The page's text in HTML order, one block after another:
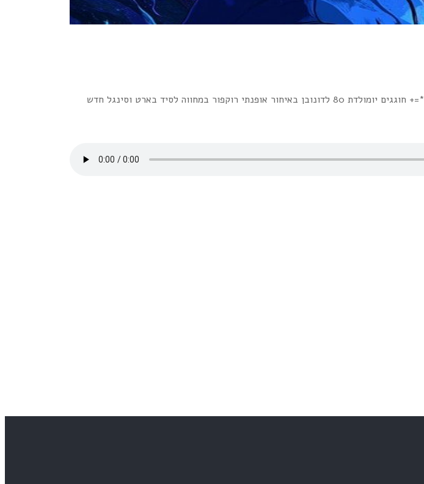
רוקלקטי חוזרת – אפילה ולילית מתמיד www.radioplus.co.il +=*=+=*=+=*=+=*=+=*=+=*=+=*=+=*=+ חוגגים יומולדת 80 לדונובן באיחור אופנתי רוקפור במחווה לסיד בארט וסינגל חדש